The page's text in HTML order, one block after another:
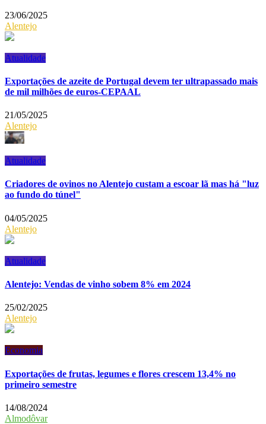
23/06/2025
Alentejo
Atualidade
Exportações de azeite de Portugal devem ter ultrapassado mais
de mil milhões de euros-CEPAAL
21/05/2025
Alentejo
Atualidade
Criadores de ovinos no Alentejo custam a escoar lã mas há "luz
ao fundo do túnel"
04/05/2025
Alentejo
Atualidade
Alentejo: Vendas de vinho sobem 8% em 2024
25/02/2025
Alentejo
Economia
Exportações de frutas, legumes e flores crescem 13,4% no
primeiro semestre
14/08/2024
Almodôvar